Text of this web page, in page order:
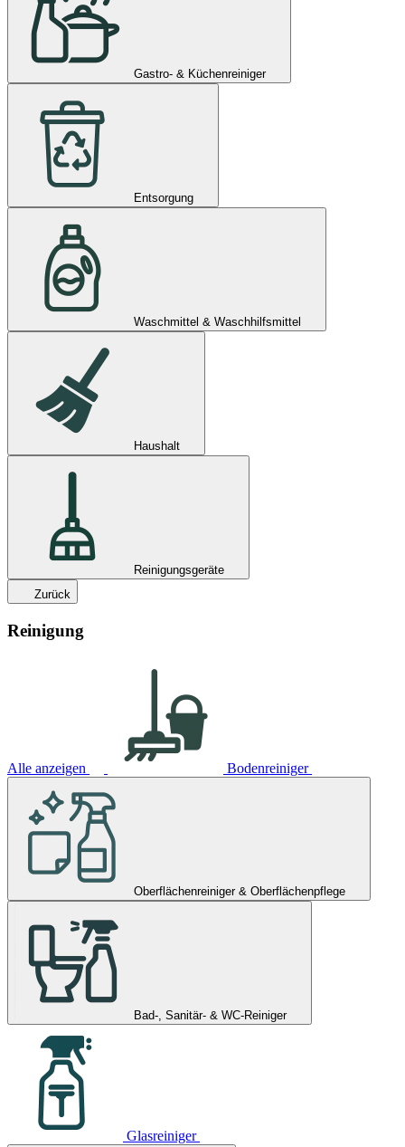
Gastro- & Küchenreiniger
Entsorgung
Waschmittel & Waschhilfsmittel
Haushalt
Reinigungsgeräte
Zurück
Reinigung
Alle anzeigen Bodenreiniger
Oberflächenreiniger & Oberflächenpflege
Bad-, Sanitär- & WC-Reiniger
Glasreiniger